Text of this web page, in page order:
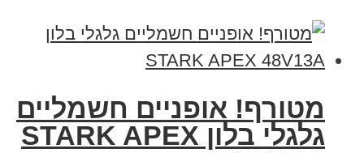
מטורף! אופניים חשמליים
גלגלי בלון STARK APEX